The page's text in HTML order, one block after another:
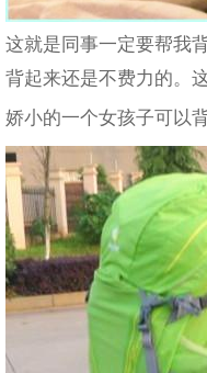
这就是同事一定要帮我
背起来还是不费力的。
娇小的一个女孩子可以